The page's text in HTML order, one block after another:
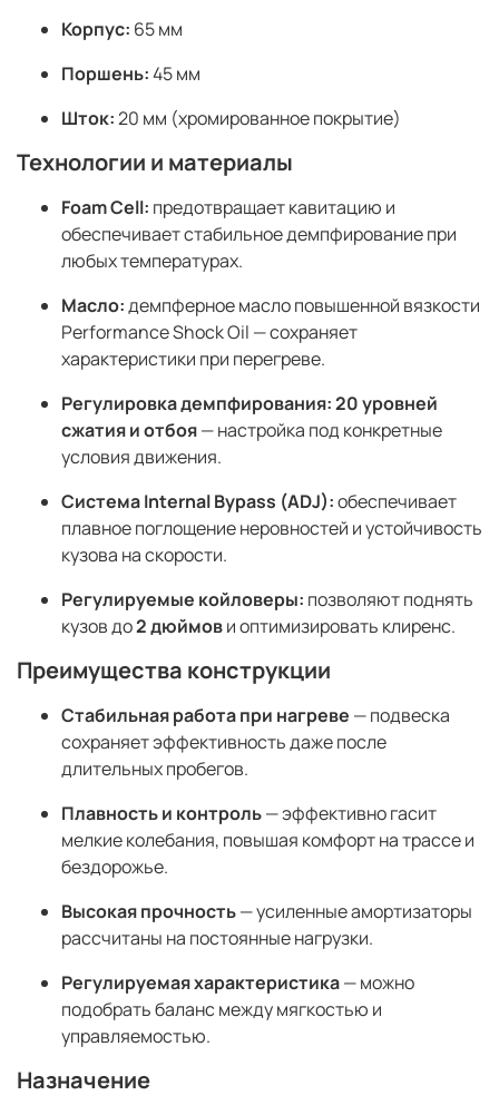
Корпус: 65 мм
Поршень:45 мм
Шток:20 мм (хромированное покрытие)
Технологии и материалы
Foam Cell: предотвращает кавитацию и
обеспечивает стабильное демпфирование при
любых температурах.
Масло:демпферное масло повышенной вязкости
Performance Shock Oil — сохраняет
характеристики при перегреве.
Регулировка демпфирования:20 уровней
сжатия и отбоя— настройка под конкретные
условия движения.
Система Internal Bypass (ADJ):обеспечивает
плавное поглощение неровностей и устойчивость
кузова на скорости.
Регулируемые койловеры: позволяют поднять
кузов до2 дюймови оптимизировать клиренс.
Преимущества конструкции
Стабильная работа при нагреве — подвеска
сохраняет эффективность даже после
длительных пробегов.
Плавность и контроль— эффективно гасит
мелкие колебания, повышая комфорт на трассе и
бездорожье.
Высокая прочность— усиленные амортизаторы
рассчитаны на постоянные нагрузки.
Регулируемая характеристика— можно
подобрать баланс между мягкостью и
управляемостью.
Назначение